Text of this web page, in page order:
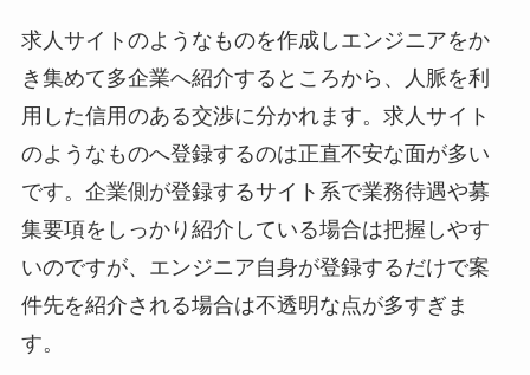
求人サイトのようなものを作成しエンジニアをか
き集めて多企業へ紹介するところから、人脈を利
用した信用のある交渉に分かれます。求人サイト
のようなものへ登録するのは正直不安な面が多い
です。企業側が登録するサイト系で業務待遇や募
集要項をしっかり紹介している場合は把握しやす
いのですが、エンジニア自身が登録するだけで案
件先を紹介される場合は不透明な点が多すぎま
す。